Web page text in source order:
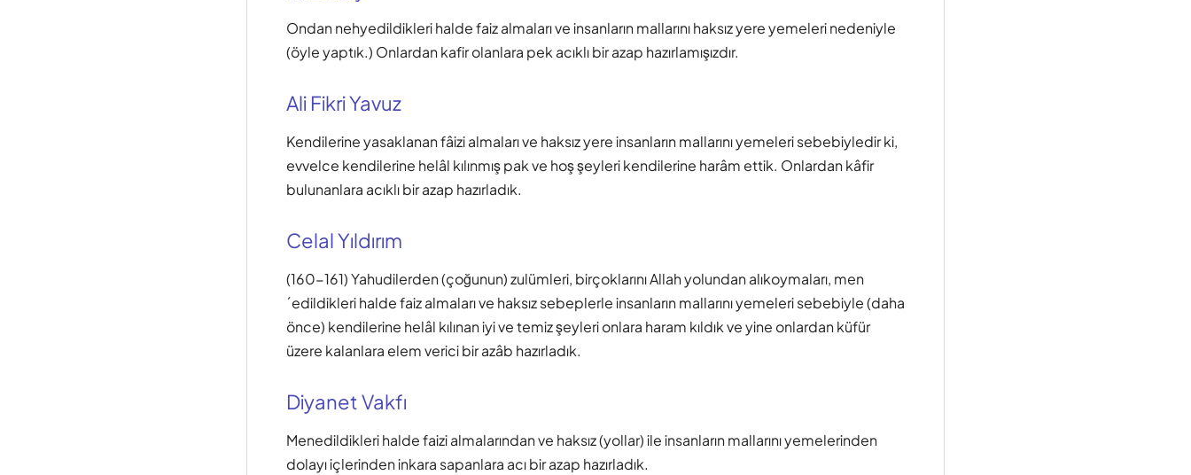
Ondan nehyedildikleri halde faiz almaları ve insanların mallarını haksız yere yemeleri nedeniyle
(öyle yaptık.) Onlardan kafir olanlara pek acıklı bir azap hazırlamışızdır.
Ali Fikri Yavuz
Kendilerine yasaklanan fâizi almaları ve haksız yere insanların mallarını yemeleri sebebiyledir ki,
evvelce kendilerine helâl kılınmış pak ve hoş şeyleri kendilerine harâm ettik. Onlardan kâfir
bulunanlara acıklı bir azap hazırladık.
Celal Yıldırım
(160-161) Yahudilerden (çoğunun) zulümleri, birçoklarını Allah yolundan alıkoymaları, men
´edildikleri halde faiz almaları ve haksız sebeplerle insanların mallarını yemeleri sebebiyle (daha
önce) kendilerine helâl kılınan iyi ve temiz şeyleri onlara haram kıldık ve yine onlardan küfür
üzere kalanlara elem verici bir azâb hazırladık.
Diyanet Vakfı
Menedildikleri halde faizi almalarından ve haksız (yollar) ile insanların mallarını yemelerinden
dolayı içlerinden inkara sapanlara acı bir azap hazırladık.